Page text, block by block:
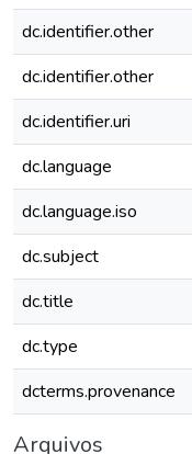
dc.identifier.other
dc.identifier.other
dc.identifier.uri
dc.language
dc.language.iso
dc.subject
dc.title
dc.type
dcterms.provenance
Arquivos